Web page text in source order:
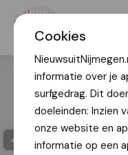
Cookies
informatie over je
surfgedrag. Dit
doeleinden: Inzien
onze website en
informatie op een